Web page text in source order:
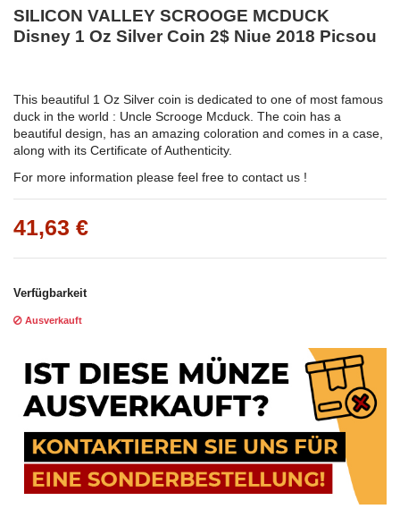
SILICON VALLEY SCROOGE MCDUCK
Disney 1 Oz Silver Coin 2$ Niue 2018 Picsou
This beautiful 1 Oz Silver coin is dedicated to one of most famous
duck in the world : Uncle Scrooge Mcduck. The coin has a
beautiful design, has an amazing coloration and comes in a case,
along with its Certificate of Authenticity.
For more information please feel free to contact us !
41,63 €
Verfügbarkeit
Ausverkauft